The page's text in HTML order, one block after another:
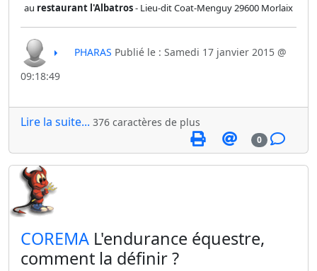
au restaurant l'Albatros- Lieu-dit Coat-Menguy 29600 Morlaix
PHARAS Publié le : Samedi 17 janvier 2015 @
09:18:49
Lire la suite... 376 caractères de plus
0
​COREMA L'endurance équestre,
comment la définir ?